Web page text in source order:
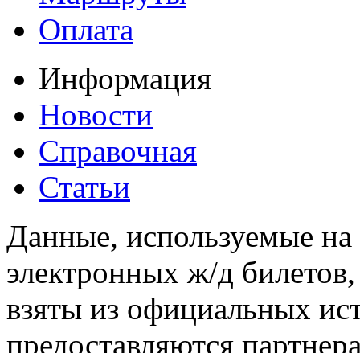
Оплата
Информация
Новости
Справочная
Статьи
Данные, используемые на
электронных ж/д
взяты из официальных
предоставляются